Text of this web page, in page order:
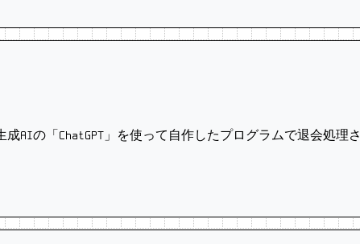
AIの「ChatGPT」を使って自作したプログラムで退会処